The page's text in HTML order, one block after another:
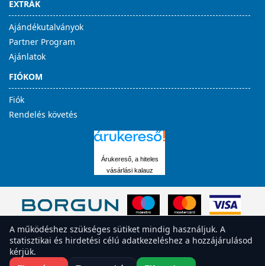
EXTRÁK
Ajándékutalványok
Partner Program
Ajánlatok
FIÓKOM
Fiók
Rendelés követés
Árukereső, a hiteles
vásárlási kalauz
A működéshez szükséges sütiket mindig használjuk. A
statisztikai és hirdetési célú adatkezeléshez a hozzájárulásod
kérjük.